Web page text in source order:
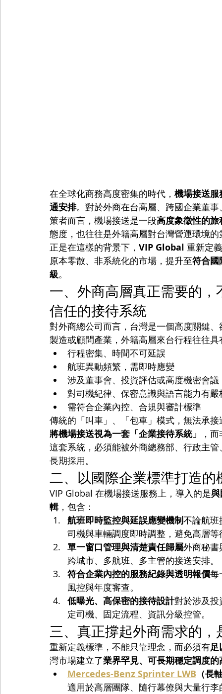
在全球化商務高度密集的時代， 機場接送
通安排。對於外商在台高層、跨國企業董
策者而言，機場接送是一段高度象徵性的旅
態度，也往往是外籍高層對台灣營運環境
正是在這樣的背景下， VIP Global 重新定
原本零散、非系統化的市場，提升至符合國
級。
一、外商高層真正需要的
信任的接待系統
對外商總公司而言，台灣是一個高度關鍵
製造或顧問產業，外籍高層來台行程往往
行程密集、時間不可延誤
航班異動頻繁，需即時應變
涉及董事會、投資評估或高度機密會議
對司機紀律、保密意識與語言能力有嚴
需符合企業內控、合規與審計標準
傳統的「叫車」、「包車」模式，無法承
將機場接送視為一套「企業接待系統」
，
這套系統，必須能被外商總務部、行政主
長期採用。
二、以國際企業標準打造的
VIP Global 在機場接送服務上，導入的是
輯，包含：
航班即時監控與延誤應變機制不論航班
司機與車輛調度即時調整，避免高層
單一窗口管理與清楚責任歸屬外商秘書
跨城市、多航班、多主管的接送安排。
符合企業內控的服務紀錄與透明報價每
風控與年度審查。
低曝光、高保密的接待設計對於涉及
定司機、固定流程、資訊分級控管。
三、真正撐起外商需求的
重新定義標準，不能只靠理念，而必須有足
灣市場建立了業界罕見、可長期穩定調度
Mercedes-Benz Sprinter LWB （長
適用於高層團隊、隨行幕僚與大量行